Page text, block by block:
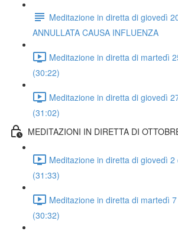
Meditazione in diretta di giovedì
ANNULLATA CAUSA INFLUENZA
Meditazione in diretta di martedì
(30:22)
Meditazione in diretta di giovedì
(31:02)
MEDITAZIONI IN DIRETTA DI
Meditazione in diretta di giovedì
(31:33)
Meditazione in diretta di martedì
(30:32)